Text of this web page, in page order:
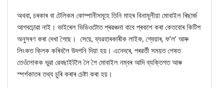
অথবা, চৰকাৰ বা টেলিকম কোম্পানীসমূহে তিনি মাহৰ বিনামূলীয়া মোবাইল ৰিছাৰ্জ
আগবঢ়োৱা নাই। ভাইৰেল ভিডিওটোত প্ৰৱঞ্চনা বাবে প্ৰকাশ কৰা কেতবোৰ কিটিপ
অনুসৰণ কৰা দেখা গৈছে । সেয়ে, ব্যৱহাৰকাৰীক লাইক, শ্বেয়াৰ, ফ’ল’ আৰু
লিংকত ক্লিক কৰিবলৈ উদগনি দিয়া হয়। এনেদৰে, পৰৱৰ্তী সময়ত শেষত
তেওঁলোকক ভুৱা ৱেবছাইটলৈ লৈ গৈ মোবাইল নম্বৰ আদি ব্যক্তিগত আৰু
স্পৰ্শকাতৰ তথ্য চুৰি কৰাৰ চেষ্টা কৰা হয়।